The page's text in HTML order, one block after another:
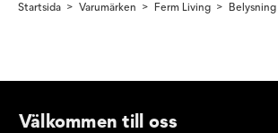
Startsida Varumärken Ferm Living Belysning
Välkommen till oss